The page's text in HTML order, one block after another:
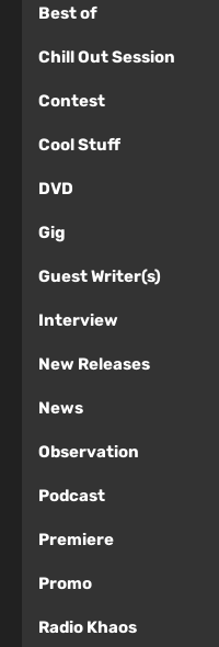
Best of
Chill Out Session
Contest
Cool Stuff
DVD
Gig
Guest Writer(s)
Interview
New Releases
News
Observation
Podcast
Premiere
Promo
Radio Khaos